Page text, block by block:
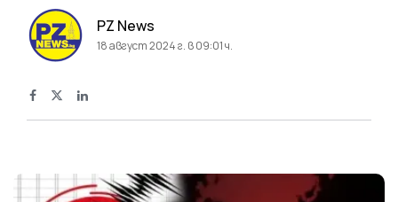
PZ News
18 август 2024 г. в 09:01 ч.